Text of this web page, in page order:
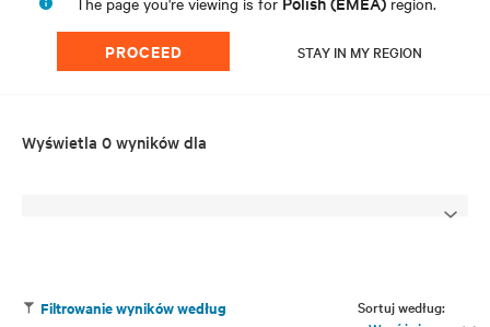
PROCEED STAY IN MY REGION
Wyświetla 0 wyników dla
Sortuj według:
Filtrowanie wyników według